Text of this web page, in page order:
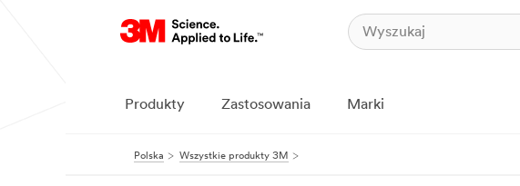
Produkty Zastosowania Marki
Polska Wszystkie produkty 3M